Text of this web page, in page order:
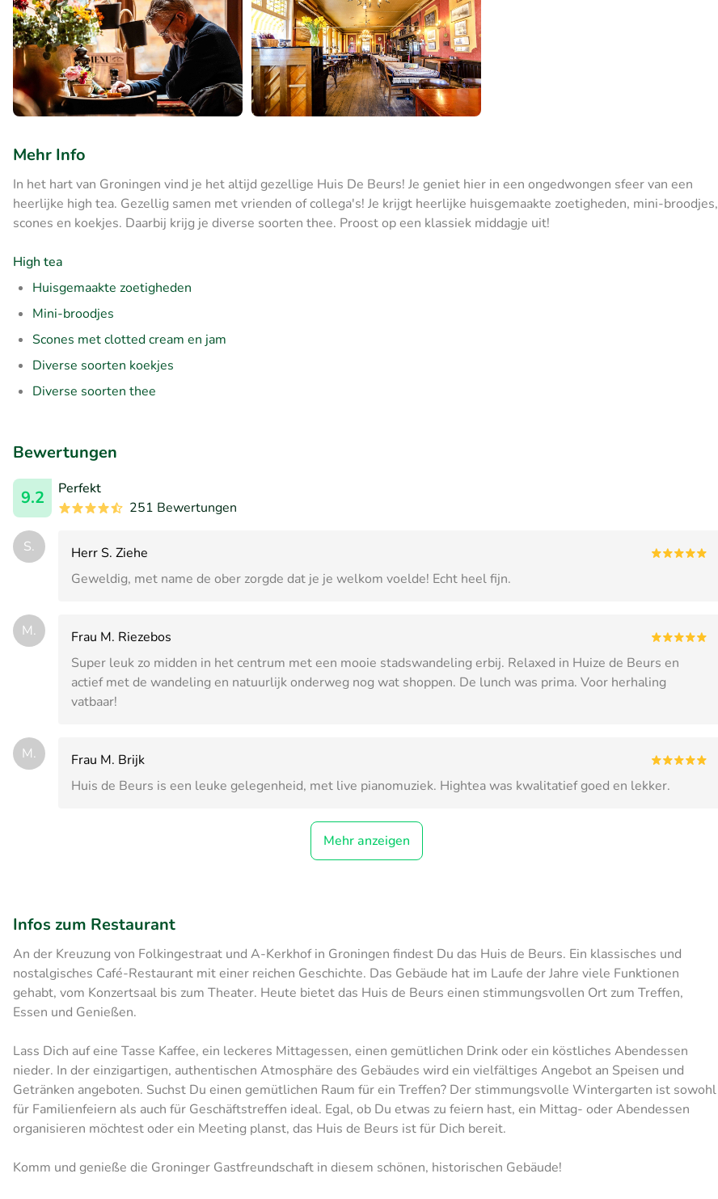
Mehr Info
In het hart van Groningen vind je het altijd gezellige Huis De Beurs! Je geniet hier in een ongedwongen sfeer van een
heerlijke high tea. Gezellig samen met vrienden of collega's! Je krijgt heerlijke huisgemaakte zoetigheden, mini-broodjes,
scones en koekjes. Daarbij krijg je diverse soorten thee. Proost op een klassiek middagje uit!
High tea
Huisgemaakte zoetigheden
Mini-broodjes
Scones met clotted cream en jam
Diverse soorten koekjes
Diverse soorten thee
Bewertungen
9.2
Perfekt
251 Bewertungen
S.
Herr S. Ziehe
Geweldig, met name de ober zorgde dat je je welkom voelde! Echt heel fijn.
M.
Frau M. Riezebos
Super leuk zo midden in het centrum met een mooie stadswandeling erbij. Relaxed in Huize de Beurs en
actief met de wandeling en natuurlijk onderweg nog wat shoppen. De lunch was prima. Voor herhaling
vatbaar!
M.
Frau M. Brijk
Huis de Beurs is een leuke gelegenheid, met live pianomuziek. Hightea was kwalitatief goed en lekker.
Mehr anzeigen
Infos zum Restaurant
An der Kreuzung von Folkingestraat und A-Kerkhof in Groningen findest Du das Huis de Beurs. Ein klassisches und
nostalgisches Café-Restaurant mit einer reichen Geschichte. Das Gebäude hat im Laufe der Jahre viele Funktionen
gehabt, vom Konzertsaal bis zum Theater. Heute bietet das Huis de Beurs einen stimmungsvollen Ort zum Treffen,
Essen und Genießen.
Lass Dich auf eine Tasse Kaffee, ein leckeres Mittagessen, einen gemütlichen Drink oder ein köstliches Abendessen
nieder. In der einzigartigen, authentischen Atmosphäre des Gebäudes wird ein vielfältiges Angebot an Speisen und
Getränken angeboten. Suchst Du einen gemütlichen Raum für ein Treffen? Der stimmungsvolle Wintergarten ist sowohl
für Familienfeiern als auch für Geschäftstreffen ideal. Egal, ob Du etwas zu feiern hast, ein Mittag- oder Abendessen
organisieren möchtest oder ein Meeting planst, das Huis de Beurs ist für Dich bereit.
Komm und genieße die Groninger Gastfreundschaft in diesem schönen, historischen Gebäude!